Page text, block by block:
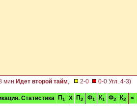
мин Идет второй тайм, 2-0 0-0 Угл. 4-3)
Статистика П1 X П2 Ф1 К1 Ф2 К2 <